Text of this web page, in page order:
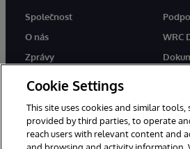
Společnost
O nás
Zprávy
WRC
Cookie Settings
This site uses cookies and similar tools,
provided by third parties, to operate
reach users with relevant content and